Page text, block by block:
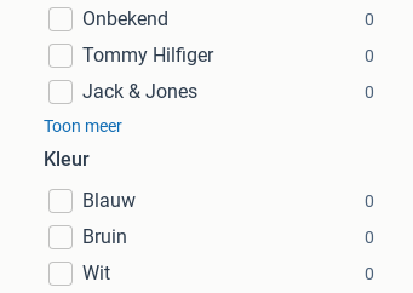
Onbekend 0
Tommy Hilfiger 0
Jack & Jones
0
Toon meer
Kleur
Blauw
0
Bruin 0
Wit 0